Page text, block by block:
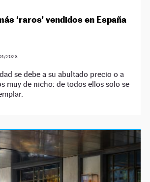
‘raros’ vendidos en España
2023
se debe a su abultado precio o a
muy de nicho: de todos ellos solo se